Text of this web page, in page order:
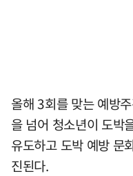
올해 3회를 맞는 예방
을 넘어 청소년이 도박
유도하고 도박 예방 문
진된다.